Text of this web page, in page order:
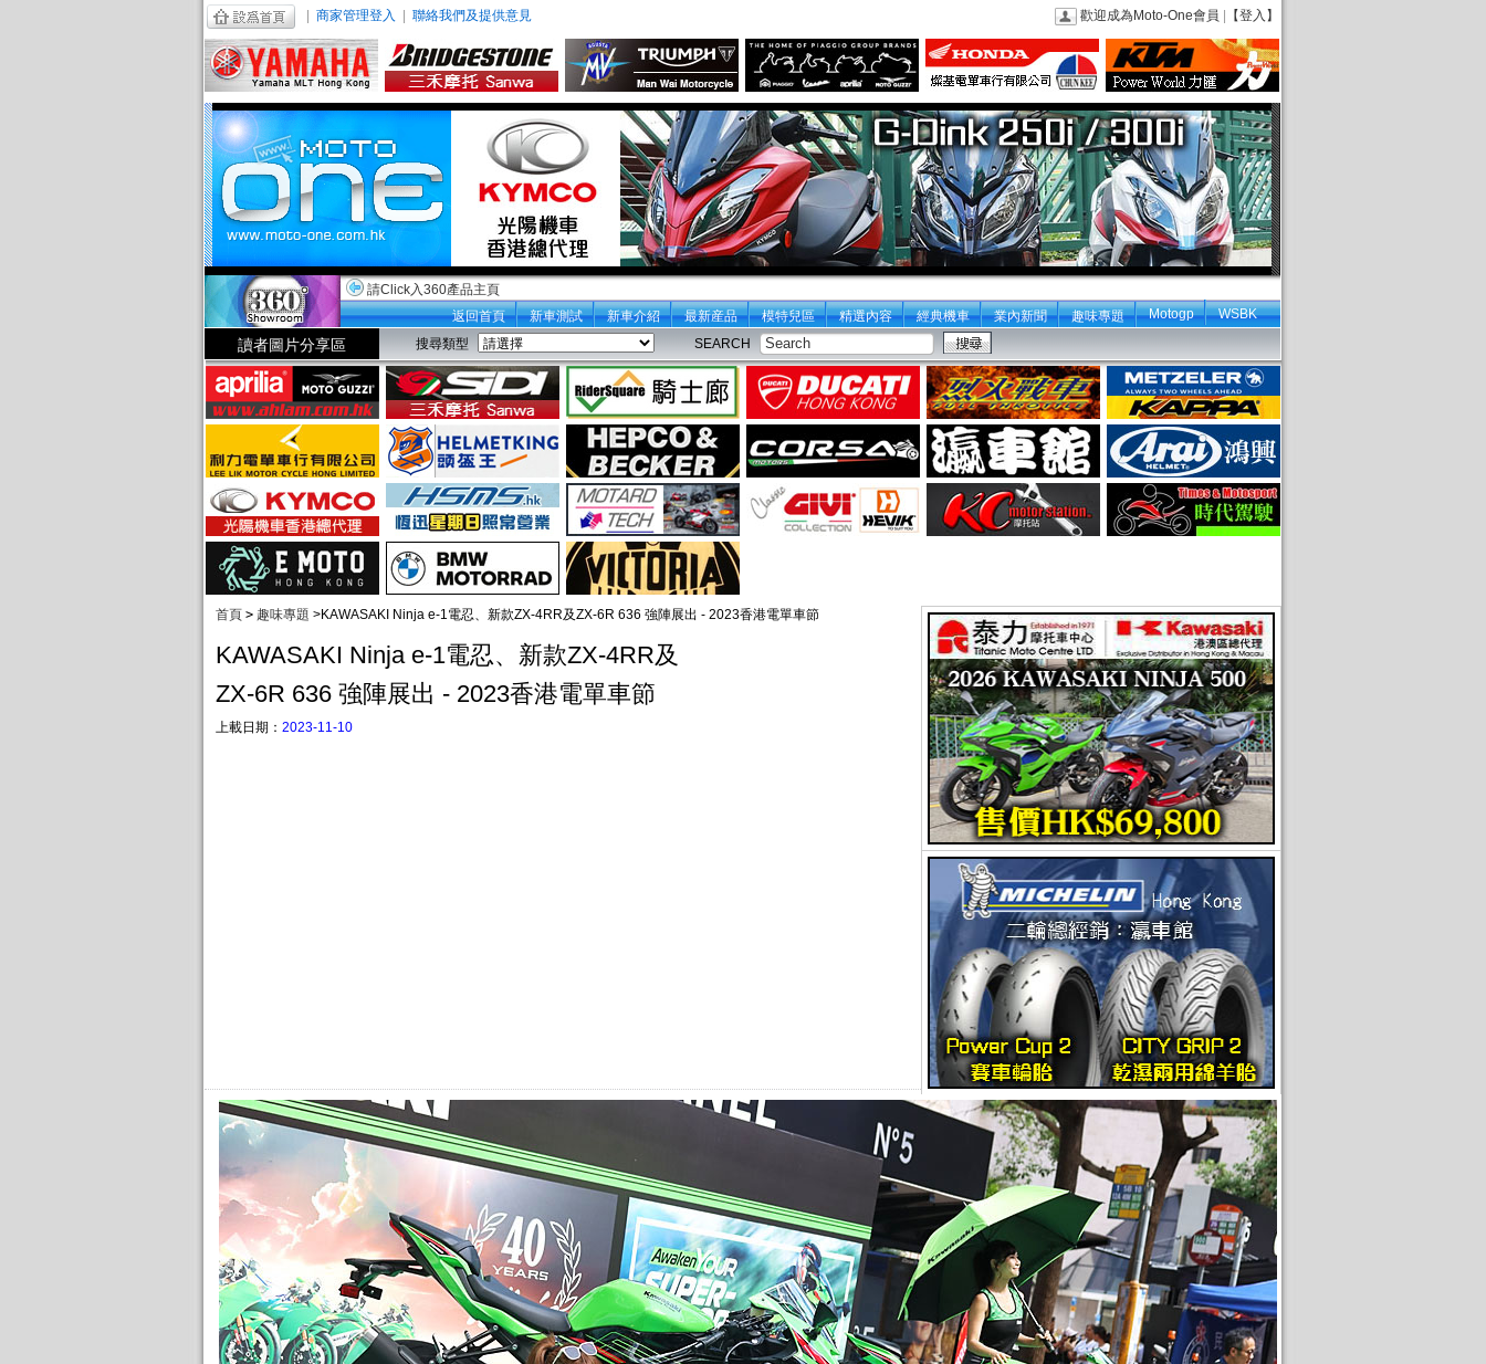
商家管理登入 聯絡我們及提供意見 歡迎成為Moto-One會員 【登入】
請Click入360產品主頁
返回首頁
新車測試 新車介紹 最新産品 模特兒區 精選內容 經典機車 業內新聞 趣味專題 Motogp WSBK
讀者圖片分享區 搜尋類型 SEARCH
首頁 > 趣味專題 >KAWASAKI Ninja e-1電忍、新款ZX-4RR及ZX-6R 636 強陣展出 - 2023香港電單車節
KAWASAKI Ninja e-1電忍、新款ZX-4RR及
ZX-6R 636 強陣展出 - 2023香港電單車節
上載日期： 2023-11-10